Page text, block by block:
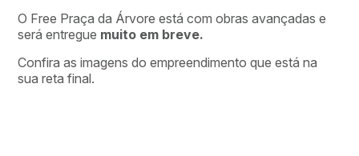
O Free Praça da Árvore está com obras avançadas e
será entregue muito em breve.
Confira as imagens do empreendimento que está na
sua reta final.